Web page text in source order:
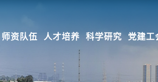
师资队伍 人才培养 科学研究 党建工